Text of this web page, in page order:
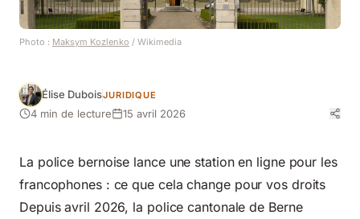
Photo : Maksym Kozlenko / Wikimedia
Élise DuboisJURIDIQUE
4 min de lecture 15 avril 2026
La police bernoise lance une station en ligne pour les
francophones : ce que cela change pour vos droits
Depuis avril 2026, la police cantonale de Berne